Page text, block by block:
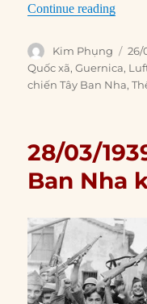
Continue reading“26/
Author
Kim Phụng
on
26/
Quốc xã,Guernica,
chiến Tây Ban Nha,
28/03/
Ban Nha